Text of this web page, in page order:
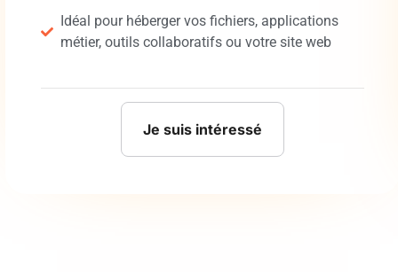
Idéal pour héberger vos fichiers, applications
métier, outils collaboratifs ou votre site web
Je suis intéressé